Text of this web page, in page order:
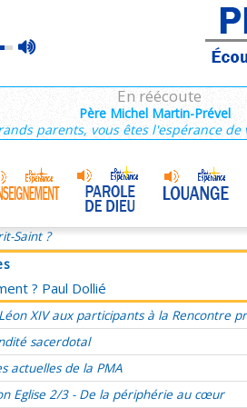
max
En réécoute
Père Michel Martin-Prével
parents, vous êtes l'espérance
? Paul Dollié
futur, évangéliser le temps
et s’est livré pour moi
de Miséricorde
du 33e Dimanche du TO, 17 novembre 2024
Saint ?
? Paul Dollié
XIV aux participants à la Rencontre
sacerdotal
actuelles de la PMA
Eglise 2/3 - De la périphérie au cœur